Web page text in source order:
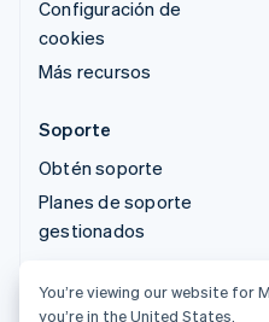
Configuración de
cookies
Más recursos
Soporte
Obtén soporte
Planes de soporte
gestionados
© 2026 Stripe, LLC
You’re viewing our website for
you’re in the United States.